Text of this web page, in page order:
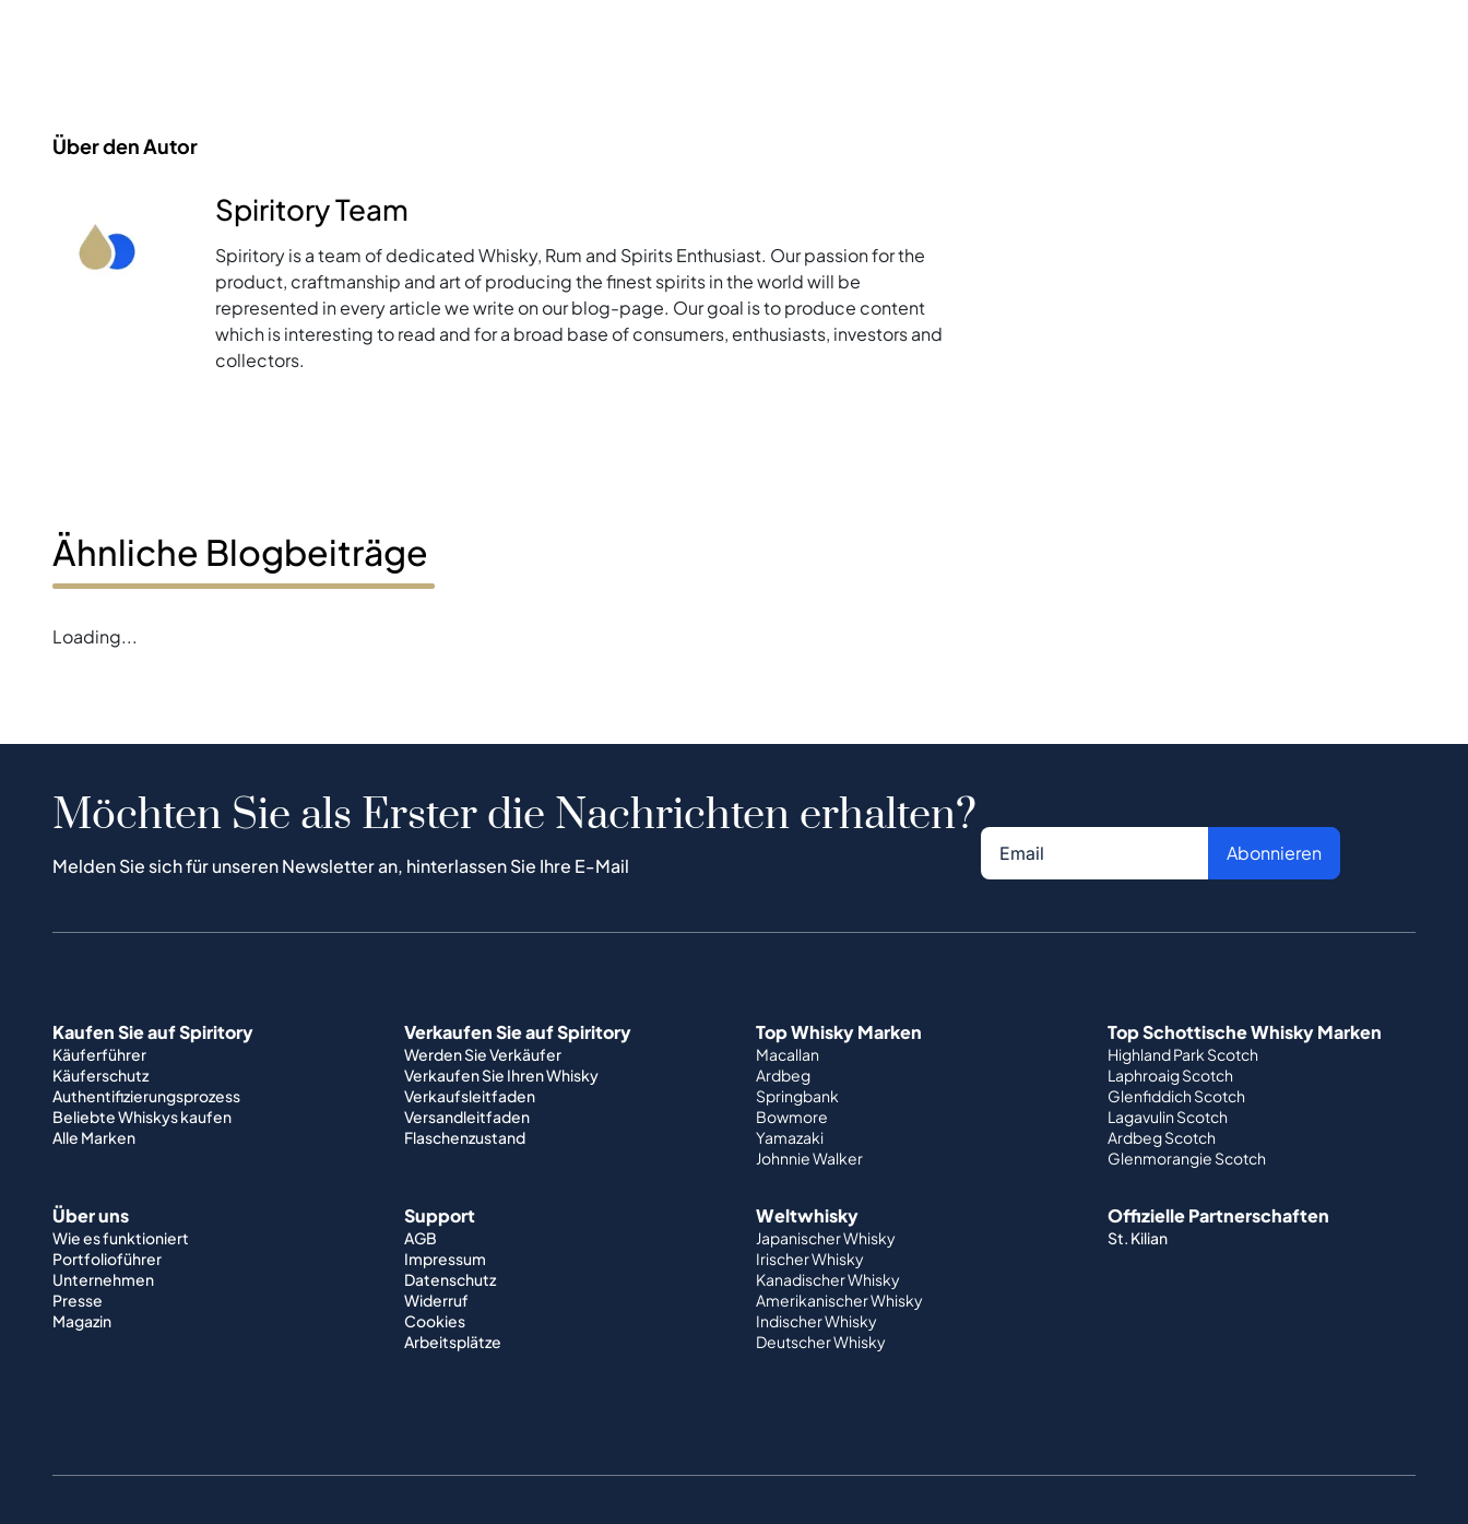
Über den Autor
Spiritory Team
Spiritory is a team of dedicated Whisky, Rum and Spirits Enthusiast. Our passion for the
product, craftmanship and art of producing the finest spirits in the world will be
represented in every article we write on our blog-page. Our goal is to produce content
which is interesting to read and for a broad base of consumers, enthusiasts, investors and
collectors.
Ähnliche Blogbeiträge
Loading...
Möchten Sie als Erster die Nachrichten erhalten?
Melden Sie sich für unseren Newsletter an, hinterlassen Sie Ihre E-Mail
Abonnieren
Kaufen Sie auf Spiritory
Käuferführer
Käuferschutz
Authentifizierungsprozess
Beliebte Whiskys kaufen
Alle Marken
Verkaufen Sie auf Spiritory
Werden Sie Verkäufer
Verkaufen Sie Ihren Whisky
Verkaufsleitfaden
Versandleitfaden
Flaschenzustand
Top Whisky Marken
Macallan
Ardbeg
Springbank
Bowmore
Yamazaki
Johnnie Walker
Top Schottische Whisky Marken
Highland Park Scotch
Laphroaig Scotch
Glenfiddich Scotch
Lagavulin Scotch
Ardbeg Scotch
Glenmorangie Scotch
Über uns
Wie es funktioniert
Portfolioführer
Unternehmen
Presse
Magazin
Support
AGB
Impressum
Datenschutz
Widerruf
Cookies
Arbeitsplätze
Weltwhisky
Japanischer Whisky
Irischer Whisky
Kanadischer Whisky
Amerikanischer Whisky
Indischer Whisky
Deutscher Whisky
Offizielle Partnerschaften
St. Kilian